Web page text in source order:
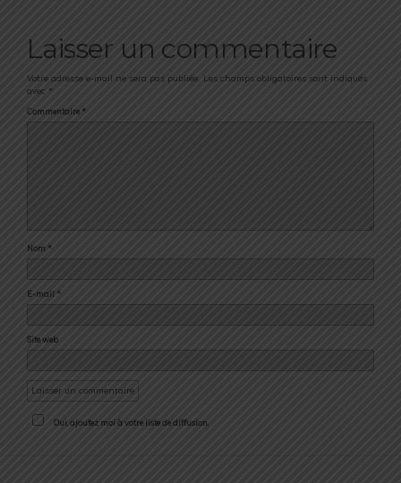
Laisser un commentaire
Votre adresse e-mail ne sera pas publiée. Les champs obligatoires sont indiqués
avec *
Commentaire *
Nom *
E-mail *
Site web
Oui, ajoutez moi à votre liste de diffusion.